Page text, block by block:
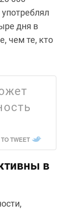
дня в
чем те, кто
TWEET
в